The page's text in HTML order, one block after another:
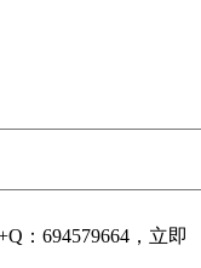
：694579664，立即